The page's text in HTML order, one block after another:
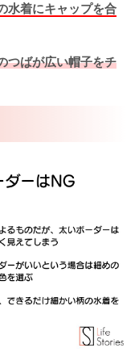
水着にキャップを合
つばが広い帽子をチ